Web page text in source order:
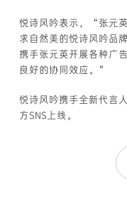
悦诗风吟表示，“张元
求自然美的悦诗风吟品
携手张元英开展各种广
良好的协同效应。”
悦诗风吟携手全新代言
方SNS上线。